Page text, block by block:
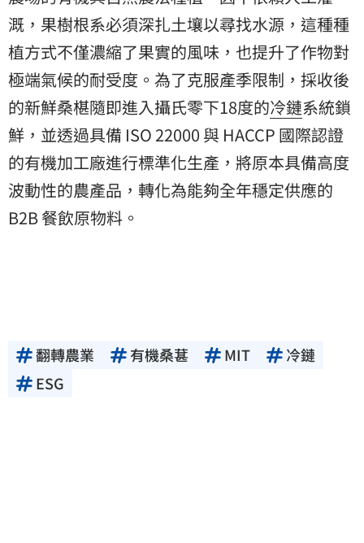
溉，果樹根系必須深扎土壤以尋找水源，這種種
植方式不僅濃縮了果實的風味，也提升了作物對
極端氣候的耐受度。為了克服產季限制，採收後
的新鮮桑椹隨即進入攝氏零下18度的冷鏈系統鎖
鮮，並透過具備 ISO 22000 與 HACCP 國際認證
的有機加工廠進行標準化生產，將原本具備高度
波動性的農產品，轉化為能夠全年穩定供應的
B2B 餐飲原物料。
翻轉農業 有機桑葚 MIT
冷鏈
ESG